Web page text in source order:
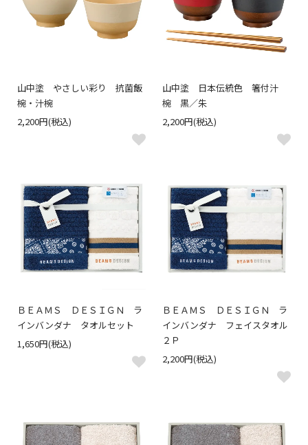
山中塗 やさしい彩り 抗菌飯
椀・汁椀
2,200円(税込)
山中塗 日本伝統色 箸付汁
椀 黒／朱
2,200円(税込)
ＢＥＡＭＳ ＤＥＳＩＧＮ ラ
インバンダナ タオルセット
1,650円(税込)
ＢＥＡＭＳ ＤＥＳＩＧＮ ラ
インバンダナ フェイスタオル
２Ｐ
2,200円(税込)